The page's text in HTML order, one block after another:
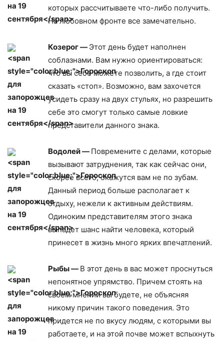
которых рассчитываете что-либо получить.
На любовном фронте все замечательно.
Козерог — Этот день будет наполнен
соблазнами. Вам нужно ориентироваться:
что вы себе можете позволить, а где стоит
сказать «стоп». Возможно, вам захочется
усидеть сразу на двух стульях, но разрешить
себе это смогут только самые ловкие
представители данного знака.
Водолей — Повремените с делами, которые
вызывают затруднения, так как сейчас они,
скорее всего, окажутся вам не по зубам.
Данный период больше располагает к
отдыху, нежели к активным действиям.
Одиноким представителям этого знака
выпадет шанс найти человека, который
принесет в жизнь много ярких впечатлений.
Рыбы — В этот день в вас может проснуться
непонятное упрямство. Причем стоять на
своем мнении вы будете, не объясняя
никому причин такого поведения. Это
придется не по вкусу людям, с которыми вы
работаете, и на этой почве может вспыхнуть